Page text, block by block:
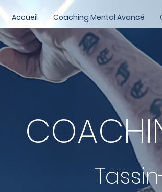
Accueil Coaching Mental Avancé